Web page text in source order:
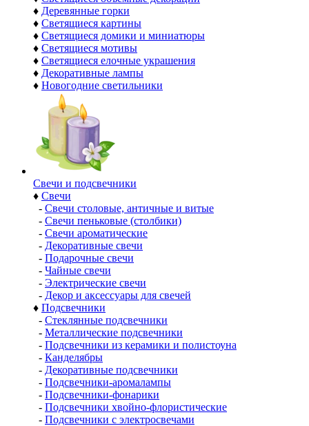
♦ Деревянные горки
♦ Светящиеся картины
♦ Светящиеся домики и миниатюры
♦ Светящиеся мотивы
♦ Светящиеся елочные украшения
♦ Декоративные лампы
♦ Новогодние светильники
Свечи и подсвечники
♦ Свечи
- Свечи столовые, античные и витые
- Свечи пеньковые (столбики)
- Свечи ароматические
- Декоративные свечи
- Подарочные свечи
- Чайные свечи
- Электрические свечи
- Декор и аксессуары для свечей
♦ Подсвечники
- Стеклянные подсвечники
- Металлические подсвечники
- Подсвечники из керамики и полистоуна
- Канделябры
- Декоративные подсвечники
- Подсвечники-аромалампы
- Подсвечники-фонарики
- Подсвечники хвойно-флористические
- Подсвечники с электросвечами